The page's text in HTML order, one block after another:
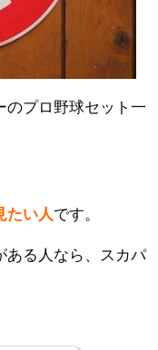
のプロ野球セット一
たい人 です。
ある人なら、スカパ